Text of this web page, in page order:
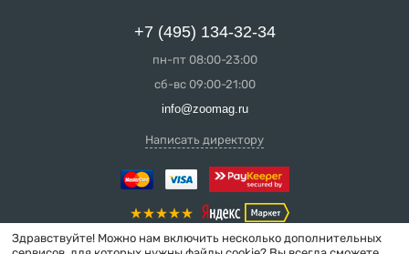
+7 (495) 134-32-34
пн-пт 08:00-23:00
сб-вс 09:00-21:00
info@zoomag.ru
Написать директору
Здравствуйте! Можно нам включить несколько дополнительных